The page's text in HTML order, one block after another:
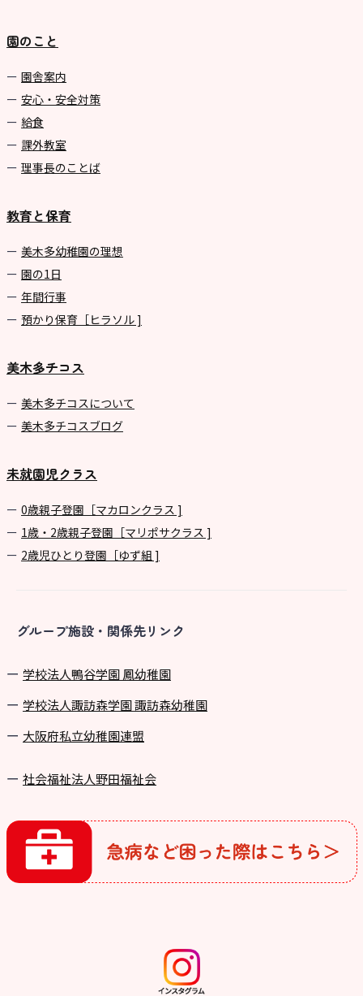
園のこと
園舎案内
安心・安全対策
給食
課外教室
理事長のことば
教育と保育
美⽊多幼稚園の理想
園の1⽇
年間⾏事
預かり保育［ヒラソル ]
美木多チコス
美⽊多チコスについて
美⽊多チコスブログ
未就園児クラス
0歳親子登園［マカロンクラス ]
1歳・2歳親子登園［マリポサクラス ]
2歳児ひとり登園［ゆず組 ]
グループ施設・関係先リンク
学校法⼈鴨⾕学園 鳳幼稚園
学校法⼈諏訪森学園 諏訪森幼稚園
⼤阪府私⽴幼稚園連盟
社会福祉法人野田福祉会
学校法⼈諏訪森学園 諏訪森幼稚
園
⼤阪府私⽴幼稚園連盟
社会福祉法人野田福祉会